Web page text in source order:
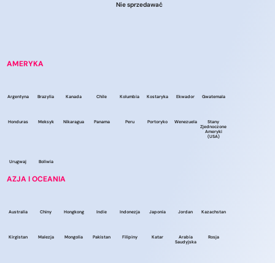
Nie sprzedawać
AMERYKA
Argentyna Brazylia Kanada Chile Kolumbia Kostaryka Ekwador Gwatemala
Honduras Meksyk Nikaragua Panama Peru Portoryko Wenezuela
Stany
Zjednoczone
Ameryki
(USA)
Urugwaj Boliwia
AZJA I OCEANIA
Australia Chiny Hongkong Indie Indonezja Japonia Jordan Kazachstan
Kirgistan Malezja Mongolia Pakistan Filipiny Katar
Arabia
Saudyjska
Rosja